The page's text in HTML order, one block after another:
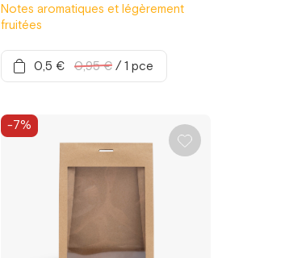
Notes aromatiques et légèrement
fruitées
0,5 € 0,95 € /1 pce
-7%